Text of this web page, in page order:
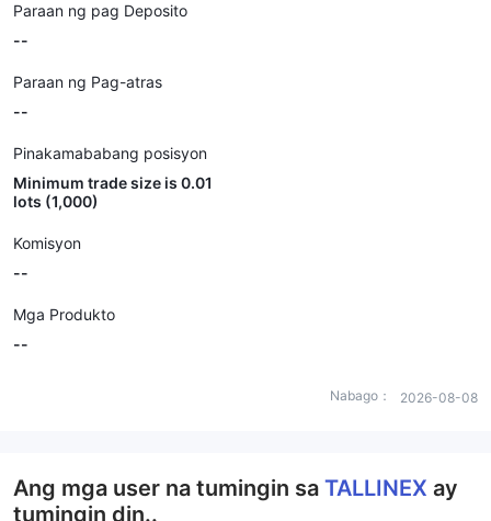
Paraan ng pag Deposito
--
Paraan ng Pag-atras
--
Pinakamababang posisyon
Minimum trade size is 0.01
lots (1,000)
Komisyon
--
Mga Produkto
--
Nabago： 2026-08-08
Ang mga user na tumingin sa TALLINEX ay
tumingin din..